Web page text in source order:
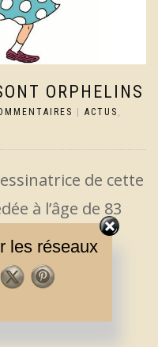
ORPHELINS
ACTUS ,
de cette
à l’âge de 83
les réseaux